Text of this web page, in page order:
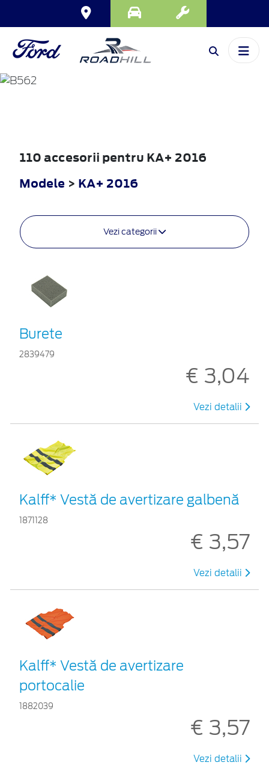
KA+
110 accesorii pentru KA+ 2016
Modele > KA+ 2016
Vezi categorii
Burete
2839479
€ 3,04
Vezi detalii
Kalff* Vestă de avertizare galbenă
1871128
€ 3,57
Vezi detalii
Kalff* Vestă de avertizare
portocalie
1882039
€ 3,57
Vezi detalii